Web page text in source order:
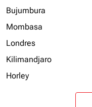
Bujumbura
Mombasa
Londres
Kilimandjaro
Horley